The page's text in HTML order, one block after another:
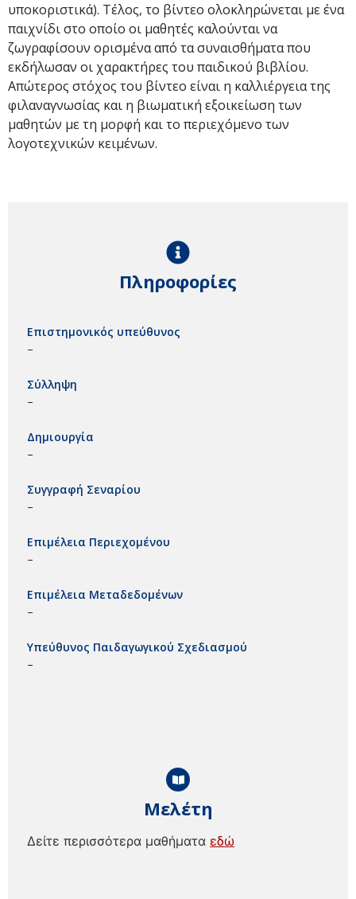
υποκοριστικά). Τέλος, το βίντεο ολοκληρώνεται με ένα
παιχνίδι στο οποίο οι μαθητές καλούνται να
ζωγραφίσουν ορισμένα από τα συναισθήματα που
εκδήλωσαν οι χαρακτήρες του παιδικού βιβλίου.
Απώτερος στόχος του βίντεο είναι η καλλιέργεια της
φιλαναγνωσίας και η βιωματική εξοικείωση των
μαθητών με τη μορφή και το περιεχόμενο των
λογοτεχνικών κειμένων.
Μελέτη
Δείτε περισσότερα μαθήματα εδώ
Πληροφορίες
Επιστημονικός υπεύθυνος
–
Σύλληψη
–
Δημιουργία
–
Συγγραφή Σεναρίου
–
Επιμέλεια Περιεχομένου
–
Επιμέλεια Μεταδεδομένων
–
Υπεύθυνος Παιδαγωγικού Σχεδιασμού
–